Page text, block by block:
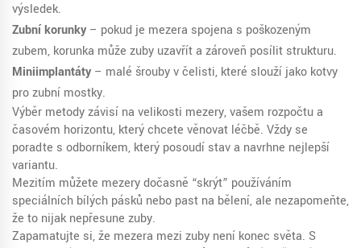
výsledek.
Zubní korunky – pokud je mezera spojena s poškozeným
zubem, korunka může zuby uzavřít a zároveň posílit strukturu.
Miniimplantáty – malé šrouby v čelisti, které slouží jako kotvy
pro zubní mostky.
Výběr metody závisí na velikosti mezery, vašem rozpočtu a
časovém horizontu, který chcete věnovat léčbě. Vždy se
poraďte s odborníkem, který posoudí stav a navrhne nejlepší
variantu.
Mezitím můžete mezery dočasně “skrýt” používáním
speciálních bílých pásků nebo past na bělení, ale nezapomeňte,
že to nijak nepřesune zuby.
Zapamatujte si, že mezera mezi zuby není konec světa. S